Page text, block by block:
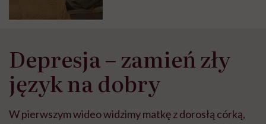
Depresja – zamień zły
język na dobry
W pierwszym wideo widzimy matkę z dorosłą córką,